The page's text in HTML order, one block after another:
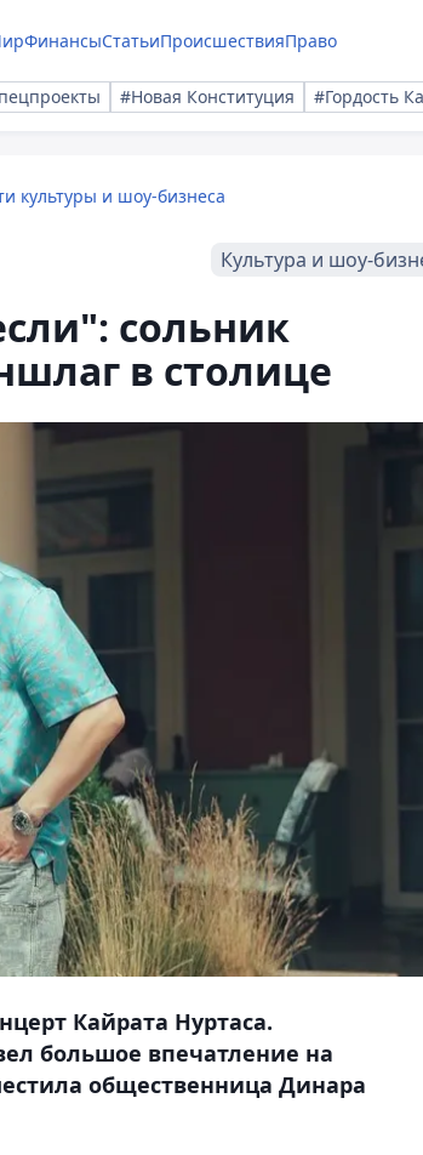
ФинансыСтатьиПроисшествияПраво
#Новая Конституция #Гордость
культуры и шоу-бизнеса
Культура и шоу-
сольник
в столице
Кайрата Нуртаса.
большое впечатление на
общественница Динара